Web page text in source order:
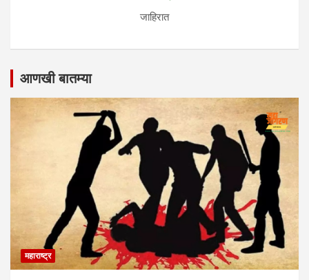
जाहिरात
आणखी बातम्या
महाराष्ट्र